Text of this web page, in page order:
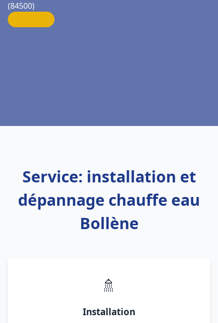
(84500)
Service: installation et
dépannage chauffe eau
Bollène
🚿
Installation